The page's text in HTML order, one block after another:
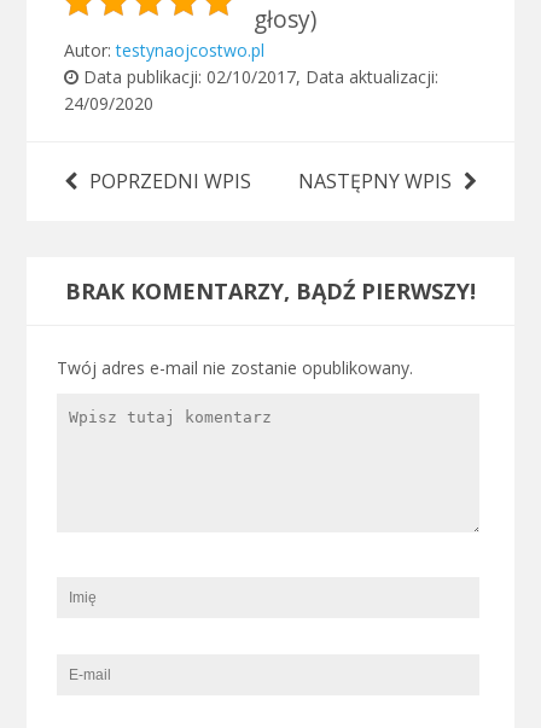
głosy)
Autor:testynaojcostwo.pl
Data publikacji: 02/10/2017, Data aktualizacji:
24/09/2020
POPRZEDNI WPIS NASTĘPNY WPIS
BRAK KOMENTARZY, BĄDŹ PIERWSZY!
Twój adres e-mail nie zostanie opublikowany.